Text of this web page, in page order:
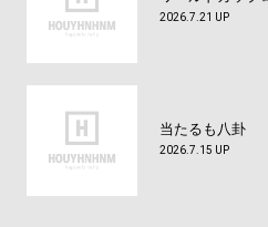
2026.7.21 UP
当たるも八卦
2026.7.15 UP